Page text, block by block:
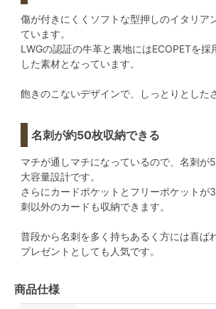
傷が付きにくくソフトな型押しのイタリア
ています。
LWGの認証の牛革と裏地にはECOPETを採
した素材となっています。
飽きのこないデザインで、しっとりとした
名刺が約50枚収納できる
マチが通しマチになっているので、名刺が
大容量設計です。
さらにカードポケットとフリーポケットが
刺以外のカードも収納できます。
普段から名刺を多く持ちあるく方には喜ば
プレゼントとしても人気です。
商品仕様